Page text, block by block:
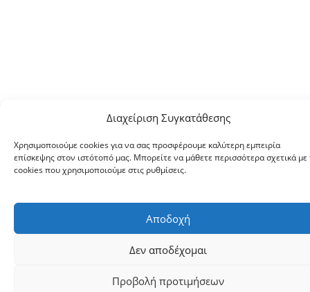
Διαχείριση Συγκατάθεσης
Χρησιμοποιούμε cookies για να σας προσφέρουμε καλύτερη εμπειρία
επίσκεψης στον ιστότοπό μας. Μπορείτε να μάθετε περισσότερα σχετικά με
cookies που χρησιμοποιούμε στις ρυθμίσεις.
Αποδοχή
Δεν αποδέχομαι
Προβολή προτιμήσεων